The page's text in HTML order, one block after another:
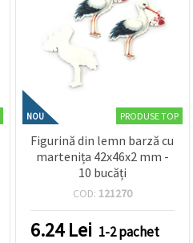
NOU PRODUSE TOP
Figurină din lemn barză cu
martenița 42x46x2 mm -
10 bucăți
COD: 121270
6.24Lei 1-2 pachet